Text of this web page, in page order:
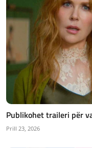
Publikohet traileri për
Prill 23, 2026